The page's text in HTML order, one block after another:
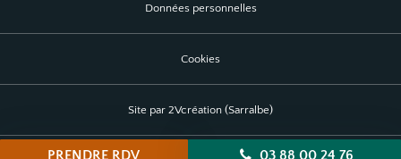
PRENDRE RDV 03 88 00 24 76
Données personnelles
Cookies
Site par 2Vcréation (Sarralbe)